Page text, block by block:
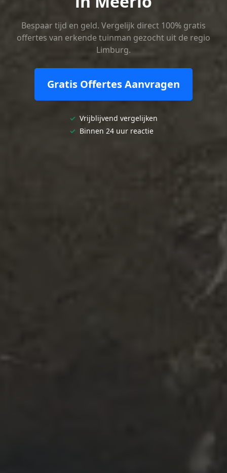
Bespaar tijd en geld. Vergelijk direct 100% gratis
offertes van erkende tuinman gezocht uit de regio
Limburg.
Gratis Offertes Aanvragen
✓ Vrijblijvend vergelijken
✓ Binnen 24 uur reactie